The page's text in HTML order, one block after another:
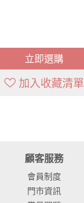
立即選購
加入收藏清單
顧客服務
會員制度
門市資訊